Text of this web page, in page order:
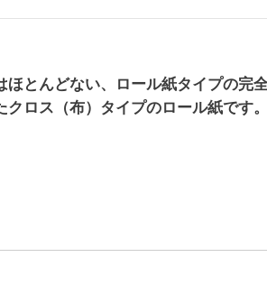
とんどない、ロール紙タイプの完
ロス（布）タイプのロール紙です。